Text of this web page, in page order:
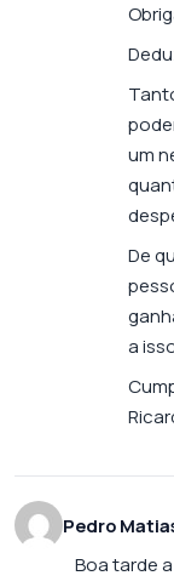
um
De
a
Pedro
Boa tarde